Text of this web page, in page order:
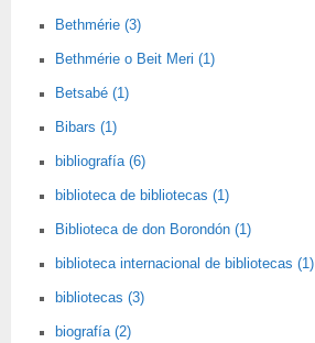
Bethmérie (3)
Bethmérie o Beit Meri (1)
Betsabé (1)
Bibars (1)
bibliografía (6)
biblioteca de bibliotecas (1)
Biblioteca de don Borondón (1)
biblioteca internacional de bibliotecas (1)
bibliotecas (3)
biografía (2)